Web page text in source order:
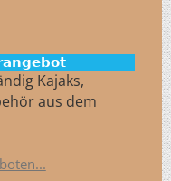
Kajaks,
aus dem